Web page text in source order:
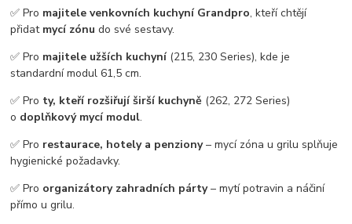
✅ Pro majitele venkovních kuchyní Grandpro, kteří chtějí
přidat mycí zónu do své sestavy.
✅ Pro majitele užších kuchyní(215, 230 Series), kde je
standardní modul 61,5 cm.
✅ Pro ty, kteří rozšiřují širší kuchyně (262, 272 Series)
o doplňkový mycí modul.
✅ Pro restaurace, hotely a penziony– mycí zóna u grilu splňuje
hygienické požadavky.
✅ Pro organizátory zahradních párty– mytí potravin a náčiní
přímo u grilu.